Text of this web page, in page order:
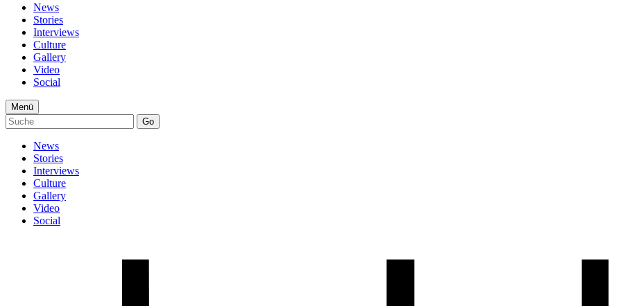
News
Stories
Interviews
Culture
Gallery
Video
Social
Menü
Go
News
Stories
Interviews
Culture
Gallery
Video
Social